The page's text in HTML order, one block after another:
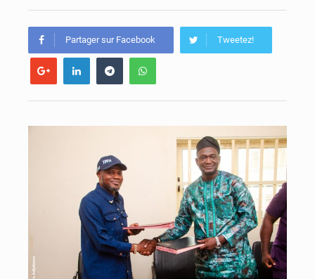
Partager sur Facebook Tweetez!